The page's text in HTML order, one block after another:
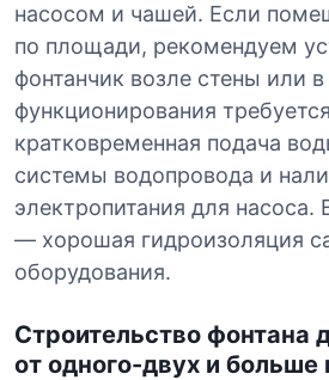
насосом и чашей. Если
по площади, рекомендуем
фонтанчик возле стены или
функционирования
кратковременная подача
системы водопровода и
электропитания для
— хорошая гидроизоляция
оборудования.
Строительство фонтана
от одного-двух и больше